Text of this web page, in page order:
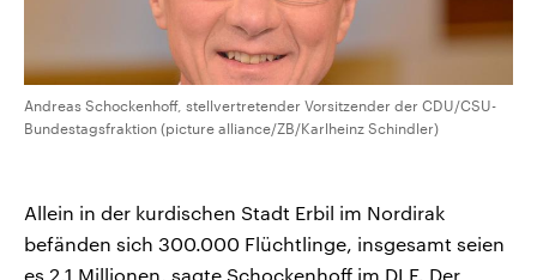
Andreas Schockenhoff, stellvertretender Vorsitzender der CDU/CSU-
Bundestagsfraktion (picture alliance/ZB/Karlheinz Schindler)
Allein in der kurdischen Stadt Erbil im Nordirak
befänden sich 300.000 Flüchtlinge, insgesamt seien
es 2,1 Millionen, sagte Schockenhoff im DLF. Der